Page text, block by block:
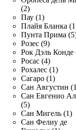
(2)
Пау (1)
Плайя Бланка
Пунта Прима
Розес (9)
Рок Дэль Конде
Росас (4)
Рохалес (1)
Сагаро (1)
Сан Августин
Сан Евгенио
(5)
Сан Мигель (1)
Сан Фелиу де